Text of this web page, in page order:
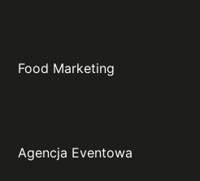
Food Marketing
Agencja Eventowa